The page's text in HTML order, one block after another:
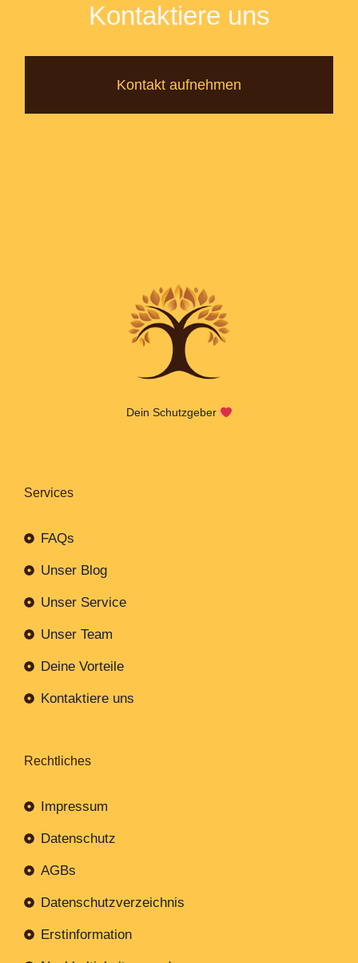
Kontaktiere uns
Kontakt aufnehmen
Dein Schutzgeber
Services
FAQs
Unser Blog
Unser Service
Unser Team
Deine Vorteile
Kontaktiere uns
Rechtliches
Impressum
Datenschutz
AGBs
Datenschutzverzeichnis
Erstinformation